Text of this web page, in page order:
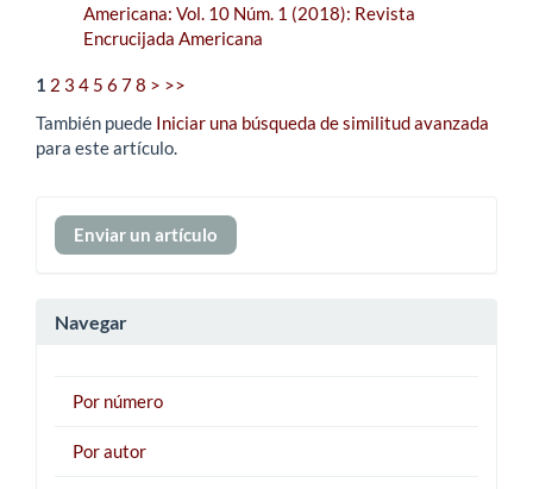
Americana: Vol. 10 Núm. 1 (2018): Revista
Encrucijada Americana
1 2 3 4 5 6 78 > >>
También puede Iniciar una búsqueda de similitud avanzada
para este artículo.
Enviar
un
Enviar un artículo
Navegar
Por número
Por autor